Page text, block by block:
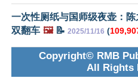
一次性厕纸与国师级夜壶：
双翻车 🖼️📝 2025/11/16 (
Copyright© RMB
All Rights